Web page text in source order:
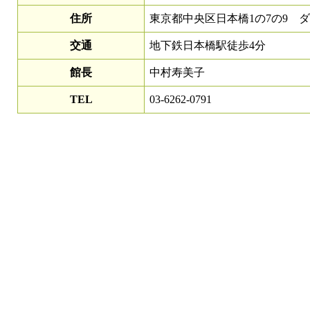
住所 東京都中央区日本橋1の7の9
交通 地下鉄日本橋駅徒歩4分
館長 中村寿美子
TEL 03-6262-0791